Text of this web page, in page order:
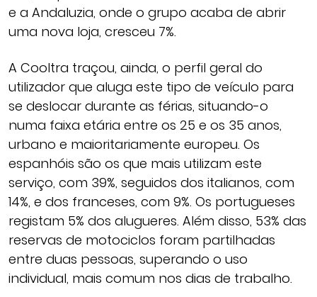
e a Andaluzia, onde o grupo acaba de abrir
uma nova loja, cresceu 7%.
A Cooltra traçou, ainda, o perfil geral do
utilizador que aluga este tipo de veículo para
se deslocar durante as férias, situando-o
numa faixa etária entre os 25 e os 35 anos,
urbano e maioritariamente europeu. Os
espanhóis são os que mais utilizam este
serviço, com 39%, seguidos dos italianos, com
14%, e dos franceses, com 9%. Os portugueses
registam 5% dos alugueres. Além disso, 53% das
reservas de motociclos foram partilhadas
entre duas pessoas, superando o uso
individual, mais comum nos dias de trabalho.